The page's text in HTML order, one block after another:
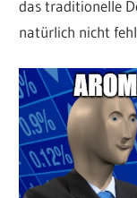
das traditionelle
natürlich nicht